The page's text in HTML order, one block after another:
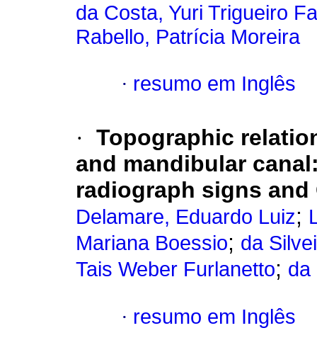
da Costa, Yuri Trigueiro
Rabello, Patrícia Moreira
· resumo em Inglês
· Topographic
and mandibular canal
radiograph signs and
Delamare, Eduardo Luiz;
Mariana Boessio; da
Tais Weber Furlanetto; da
· resumo em Inglês